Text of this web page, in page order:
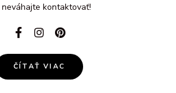
neváhajte kontaktovať!
ČÍTAŤ VIAC